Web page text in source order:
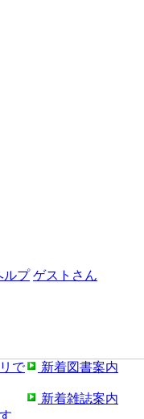
ルプ ゲストさん
で
新着図書案内
新着雑誌案内